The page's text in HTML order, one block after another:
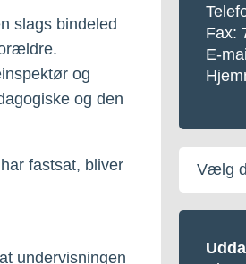
slags bindeled
og
og den
fastsat, bliver
undervisningen
Fax:
E-
Vælg
din
by/bygd